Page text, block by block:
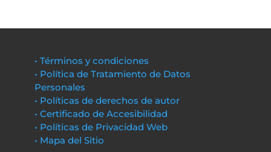
• Términos y condiciones
• Política de Tratamiento de Datos
Personales
• Políticas de derechos de autor
• Certificado de Accesibilidad
• Políticas de Privacidad Web
• Mapa del Sitio